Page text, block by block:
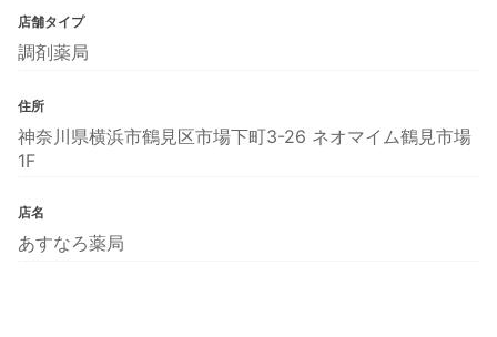
店舗タイプ
調剤薬局
住所
神奈川県横浜市鶴見区市場下町3-26 ネオマイム鶴見市場
1F
店名
あすなろ薬局